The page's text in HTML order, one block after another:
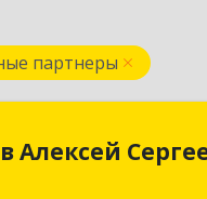
партнеры
Алексей
Алексей
Сосногорск г,